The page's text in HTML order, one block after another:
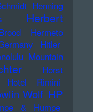
Henning
Herbert
Hermeto
Hitler
Mountain
Horst
Hotel Rimini
Wolf HP
& Humpe